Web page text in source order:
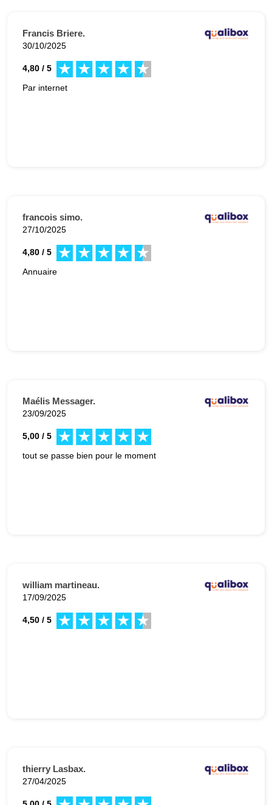
Francis Briere.
30/10/2025
4,80 / 5
Par internet
francois simo.
27/10/2025
4,80 / 5
Annuaire
Maélis Messager.
23/09/2025
5,00 / 5
tout se passe bien pour le moment
william martineau.
17/09/2025
4,50 / 5
thierry Lasbax.
27/04/2025